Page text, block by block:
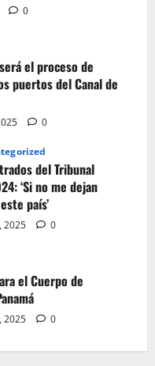
0
el proceso de
puertos del Canal de
0
del Tribunal
‘Si no me dejan
país’
2025 0
el Cuerpo de
2025 0